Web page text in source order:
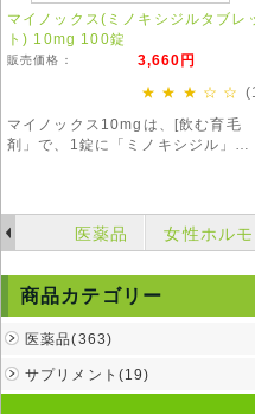
マイノックス(ミノキシジルタブレ
ト) 10mg 100錠
販売価格： 3,660円
★ ★ ★ ☆ ☆
マイノックス10mgは、[飲む育毛
剤」で、1錠に「ミノキシジル」
医薬品 女性ホルモ
商品カテゴリー
医薬品(363)
サプリメント(19)